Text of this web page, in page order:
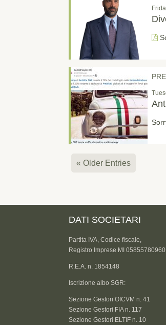
« Older Entries
DATI SOCIETARI
Partita IVA, Codice fiscale,
Registro Imprese MI 05855780960
R.E.A. n. 1854148
Iscrizione albo SGR:
Sezione Gestori OICVM n. 41
Sezione Gestori FIA n. 117
Sezione Gestori ELTIF n. 10